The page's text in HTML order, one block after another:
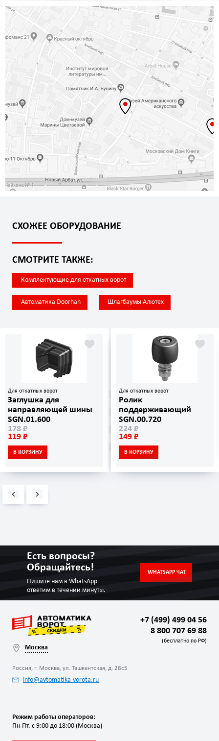
СХОЖЕЕ ОБОРУДОВАНИЕ
СМОТРИТЕ ТАКЖЕ:
Комплектующие для откатных ворот
Автоматика Doorhan Шлагбаумы Алютех
Для откатных ворот
Заглушка для
направляющей шины
SGN.01.600
178 ₽
119 ₽
В КОРЗИНУ
Для откатных ворот
Ролик
поддерживающий
SGN.00.720
224 ₽
149 ₽
В КОРЗИНУ
Есть вопросы?
Обращайтесь!
Пишите нам в WhatsApp
ответим в течении минуты.
WHATSAPP ЧАТ
Москва
Россия, г. Москва, ул. Ташкентская, д. 28с5
info@avtomatika-vorota.ru
+7 (499) 499 04 56
8 800 707 69 88
(бесплатно по РФ)
Режим работы операторов:
Пн-Пт. с 9:00 до 18:00 (Москва)